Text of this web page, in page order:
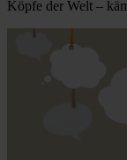
Köpfe der Welt –